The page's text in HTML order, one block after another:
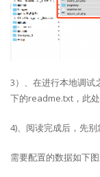
3）、在进行本地调试
下的readme.txt，此
4)、阅读完成后，先
需要配置的数据如下图